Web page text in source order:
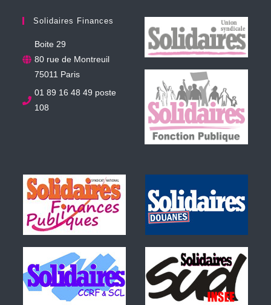
Solidaires Finances
Boite 29
80 rue de Montreuil
75011 Paris
01 89 16 48 49 poste
108